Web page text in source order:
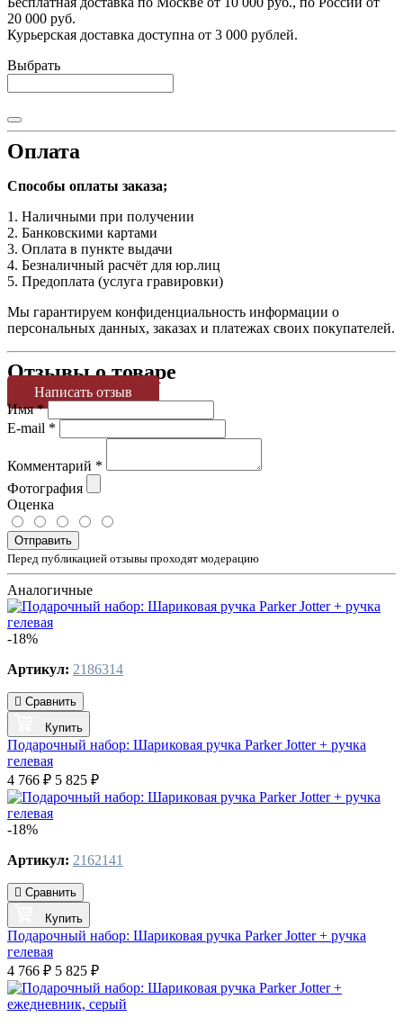
20 000 руб.
Курьерская доставка доступна от 3 000 рублей.
Выбрать
Оплата
Способы оплаты заказа;
1. Наличными при получении
2. Банковскими картами
3. Оплата в пункте выдачи
4. Безналичный расчёт для юр.лиц
5. Предоплата (услуга гравировки)
Мы гарантируем конфиденциальность информации о
персональных данных, заказах и платежах своих покупателей.
Отзывы о товаре
Написать отзыв
Имя*
E-mail *
Комментарий *
Фотография
Оценка
Отправить
Перед публикацией отзывы проходят модерацию
Аналогичные
-18%
Артикул: 2186314
Сравнить
Купить
Подарочный набор: Шариковая ручка Parker Jotter + ручка
гелевая
4 766 ₽ 5 825 ₽
-18%
Артикул: 2162141
Сравнить
Купить
Подарочный набор: Шариковая ручка Parker Jotter + ручка
гелевая
4 766 ₽ 5 825 ₽